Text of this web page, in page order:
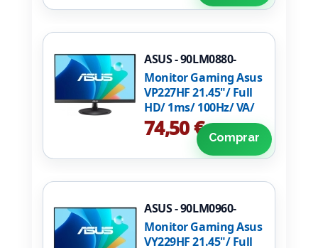
ASUS - 90LM0880-
B01O71
Monitor Gaming Asus
VP227HF 21.45"/ Full
HD/ 1ms/ 100Hz/ VA/
Negro
74,50 € Comprar
ASUS - 90LM0960-
B03170
Monitor Gaming Asus
VY229HF 21.45"/ Full